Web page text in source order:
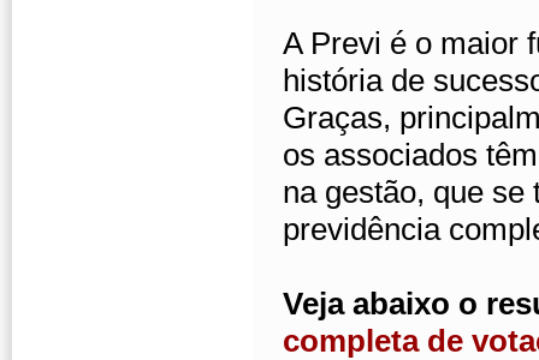
A Previ é o maior
história de
Graças,
os associados
na gestão, que se
previdência
Veja abaixo o
completa de